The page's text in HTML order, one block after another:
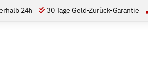
24h 30 Tage Geld-Zurück-Garantie